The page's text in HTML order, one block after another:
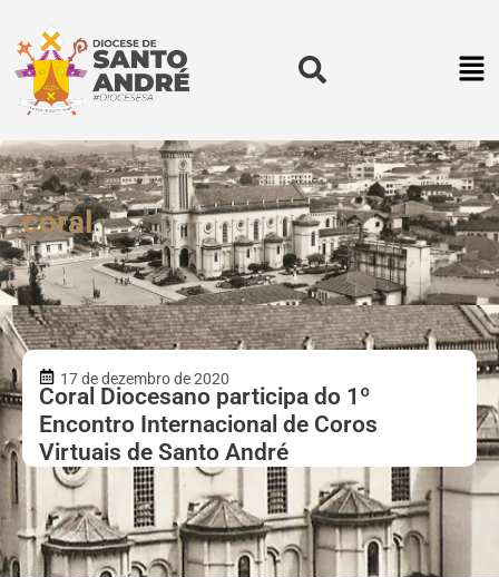
coral
17 de dezembro de 2020
Coral Diocesano participa do 1º
Encontro Internacional de Coros
Virtuais de Santo André